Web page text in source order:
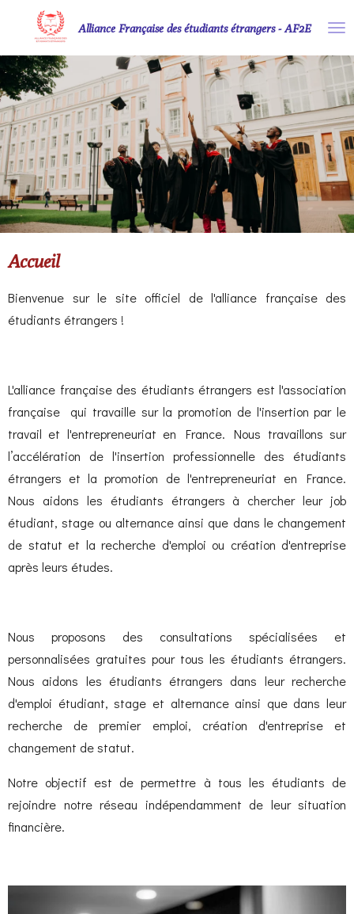
Passer
contenu
principal
Alliance Française des étudiants étrangers - AF2E
Accueil
Bienvenue sur le site officiel de l'alliance française des
étudiants étrangers !
L'alliance française des étudiants étrangers est l'association
française qui travaille sur la promotion de l'insertion par le
travail et l'entrepreneuriat en France.Nous travaillons sur
l’accélération de l'insertion professionnelle des étudiants
étrangers et la promotion de l'entrepreneuriat en France.
Nous aidons les étudiants étrangers à chercher leur job
étudiant, stage ou alternance ainsi que dans le changement
de statut et la recherche d'emploi ou création d'entreprise
après leurs études.
Nous proposons des consultations spécialisées et
personnalisées gratuites pour tous les étudiants étrangers.
Nous aidons les étudiants étrangers dans leur recherche
d'emploi étudiant, stage et alternance ainsi que dans leur
recherche de premier emploi, création d'entreprise et
changement de statut.
Notre objectif est de permettre à tous les étudiants de
rejoindre notre réseau indépendamment de leur situation
financière.